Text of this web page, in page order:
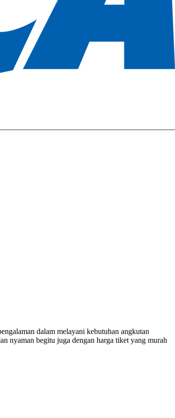
dalam melayani kebutuhan angkutan
nyaman begitu juga dengan harga tiket yang murah